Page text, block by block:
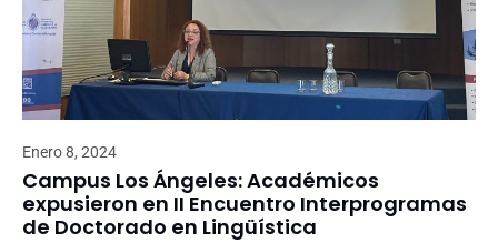
Enero 8, 2024
Campus Los Ángeles: Académicos
expusieron en II Encuentro Interprogramas
de Doctorado en Lingüística